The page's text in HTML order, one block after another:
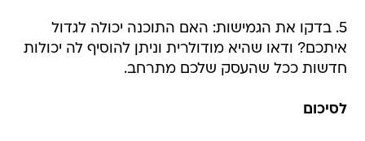
5. בדקו את הגמישות: האם התוכנה יכולה לגדול
איתכם? ודאו שהיא מודולרית וניתן להוסיף לה יכולות
חדשות ככל שהעסק שלכם מתרחב.
לסיכום